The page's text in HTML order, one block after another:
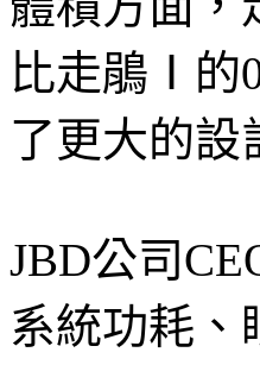
比走鵑Ⅰ的
了更大的設
JBD公司
系統功耗、